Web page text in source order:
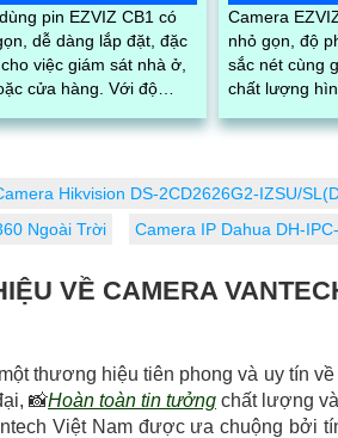
pin EZVIZ CB1 có
dễ dàng lắp đặt, đặc
việc giám sát nhà ở,
hàng. Với độ
ngoại thông minh
Camera
nhỏ gọn, độ
sắc nét cùng
chất lượng hình
quay...
Hikvision DS-2CD2626G2-IZSU/
Ngoài Trời
Camera IP Dahua DH-
VỀ CAMERA
thương hiệu tiên phong và uy tín
📸Hoàn toàn tin tưởng chất lượng
Việt Nam được ưa chuộng bởi